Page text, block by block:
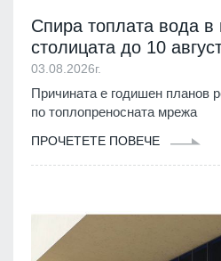
Спира топлата вода в
столицата до 10
03.08.2026г.
Причината е годишен планов
по топлопреносната мрежа
ПРОЧЕТЕТЕ ПОВЕЧЕ